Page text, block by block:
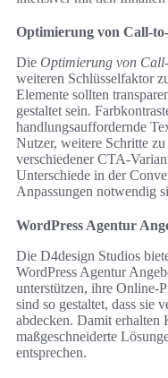
Optimierung von Call-
Die Optimierung von
weiteren Schlüsselfaktor
Elemente sollten
gestaltet sein.
handlungsauffordernde
Nutzer, weitere Schritte
verschiedener CTA-
Unterschiede in der
Anpassungen notwendig
WordPress Agentur
Die D4design Studios
WordPress Agentur
unterstützen, ihre Online-
sind so gestaltet, dass sie
abdecken. Damit
maßgeschneiderte
entsprechen.